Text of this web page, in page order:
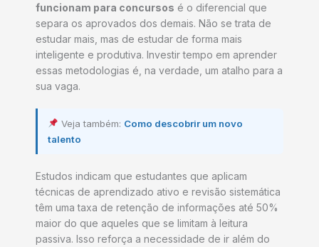
funcionam para concursos é o diferencial que
separa os aprovados dos demais. Não se trata de
estudar mais, mas de estudar de forma mais
inteligente e produtiva. Investir tempo em aprender
essas metodologias é, na verdade, um atalho para a
sua vaga.
Veja também: Como descobrir um novo
talento
Estudos indicam que estudantes que aplicam
técnicas de aprendizado ativo e revisão sistemática
têm uma taxa de retenção de informações até 50%
maior do que aqueles que se limitam à leitura
passiva. Isso reforça a necessidade de ir além do